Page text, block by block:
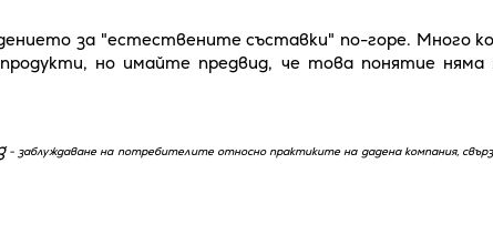
за "естествените съставки" по-горе. Много
но имайте предвид, че това понятие няма
- заблуждаване на потребителите относно практиките на дадена компания,